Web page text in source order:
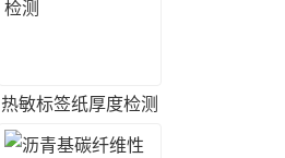
热敏标签纸厚度检测